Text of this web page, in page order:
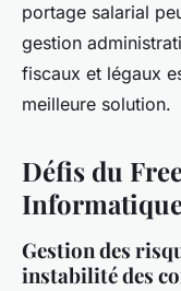
portage salarial
gestion
fiscaux et légaux
meilleure solution.
Défis du
Gestion des
instabilité des